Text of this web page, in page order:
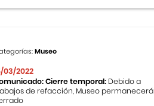
Museo
03/2022
Cierre temporal: Debido a
de refacción, Museo permanecerá